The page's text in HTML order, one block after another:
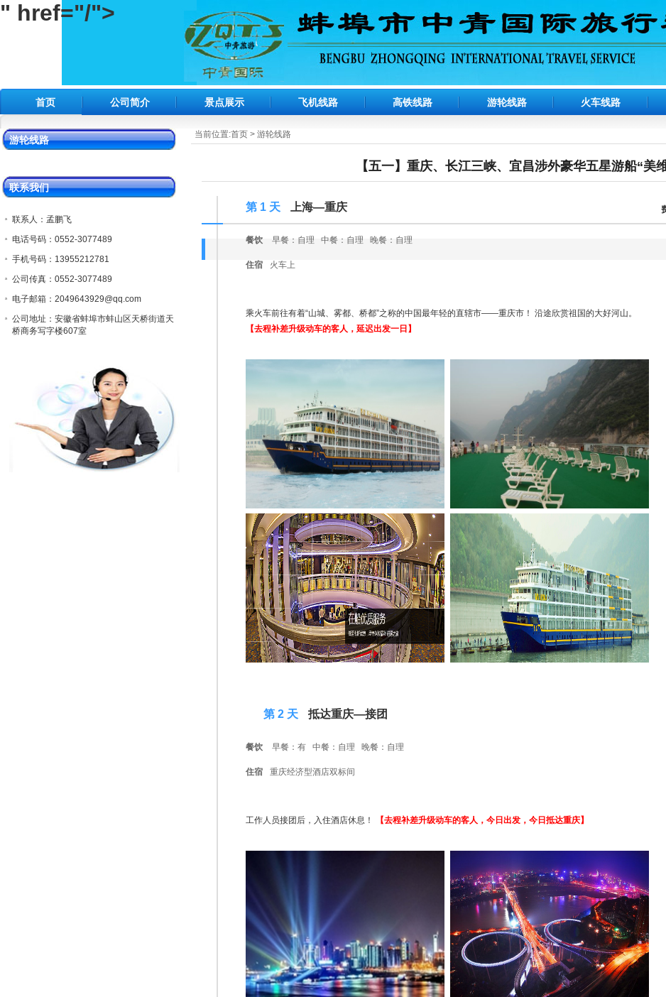
" href="/">
首页 公司简介 景点展示 飞机线路 高铁线路 游轮线路 火车线路
当前位置:首页> 游轮线路
【五一】重庆、长江三峡、宜昌涉外豪华五星游船“美
第 1 天 上海—重庆
餐饮 早餐：自理 中餐：自理 晚餐：自理
住宿 火车上
乘火车前往有着“山城、雾都、桥都”之称的中国最年轻的直辖市——重庆市！ 沿途欣赏祖国的大好河山。
【去程补差升级动车的客人，延迟出发一日】
第 2 天 抵达重庆—接团
餐饮 早餐：有 中餐：自理 晚餐：自理
住宿 重庆经济型酒店双标间
工作人员接团后，入住酒店休息！ 【去程补差升级动车的客人，今日出发，今日抵达重庆】
游轮线路
联系我们
联系人：孟鹏飞
电话号码：0552-3077489
手机号码：13955212781
公司传真：0552-3077489
电子邮箱：2049643929@qq.com
公司地址：安徽省蚌埠市蚌山区天桥街道天
桥商务写字楼607室